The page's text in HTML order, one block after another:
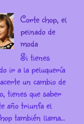
Corte chop, el
peinado de
moda
Si tienes
ir a la peluquería
un cambio de
tienes que saber
año triunfa el
también llama...